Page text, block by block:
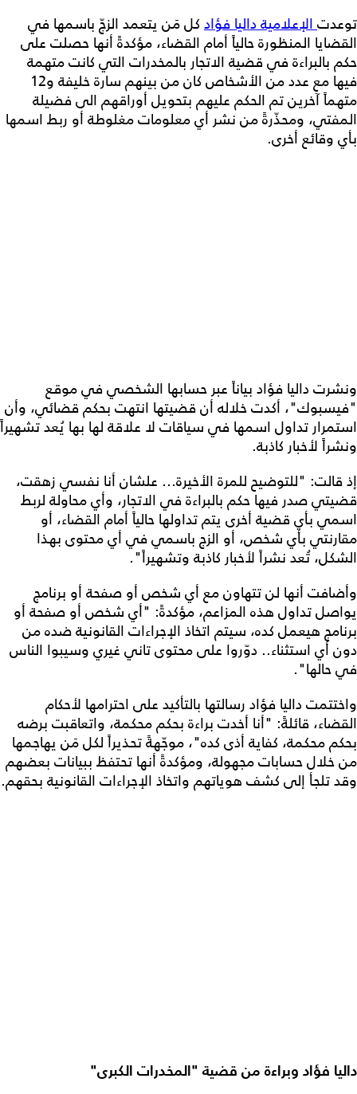
توعدتالإعلامية داليا فؤاد كل مَن يتعمد الزجّ باسمها في
القضايا المنظورة حالياً أمام القضاء، مؤكدةً أنها حصلت على
حكم بالبراءة في قضية الاتجار بالمخدرات التي كانت متهمة
فيها مع عدد من الأشخاص كان من بينهم سارة خليفة و12
متهماً آخرين تم الحكم عليهم بتحويل أوراقهم الى فضيلة
المفتي، ومحذّرةً من نشر أي معلومات مغلوطة أو ربط اسمها
بأي وقائع أخرى.
ونشرت داليا فؤاد بياناً عبر حسابها الشخصي في موقع
"فيسبوك"، أكدت خلاله أن قضيتها انتهت بحكم قضائي، وأن
استمرار تداول اسمها في سياقات لا علاقة لها بها يُعد تشهيراً
ونشراً لأخبار كاذبة.
إذ قالت: "للتوضيح للمرة الأخيرة… علشان أنا نفسي زهقت،
قضيتي صدر فيها حكم بالبراءة في الاتجار، وأي محاولة لربط
اسمي بأي قضية أخرى يتم تداولها حالياً أمام القضاء، أو
مقارنتي بأي شخص، أو الزج باسمي في أي محتوى بهذا
الشكل، تُعد نشراً لأخبار كاذبة وتشهيراً".
وأضافت أنها لن تتهاون مع أي شخص أو صفحة أو برنامج
يواصل تداول هذه المزاعم، مؤكدةً: "أي شخص أو صفحة أو
برنامج هيعمل كده، سيتم اتخاذ الإجراءات القانونية ضده من
دون أي استثناء.. دوّروا على محتوى تاني غيري وسيبوا الناس
في حالها".
واختتمت داليا فؤاد رسالتها بالتأكيد على احترامها لأحكام
القضاء، قائلةً: "أنا أخدت براءة بحكم محكمة، واتعاقبت برضه
بحكم محكمة، كفاية أذى كده"، موجّهةً تحذيراً لكل مَن يهاجمها
من خلال حسابات مجهولة، ومؤكدةً أنها تحتفظ ببيانات بعضهم
وقد تلجأ إلى كشف هوياتهم واتخاذ الإجراءات القانونية بحقهم.
داليا فؤاد وبراءة من قضية "المخدرات الكبرى"